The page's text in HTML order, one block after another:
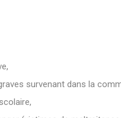
survenant dans la